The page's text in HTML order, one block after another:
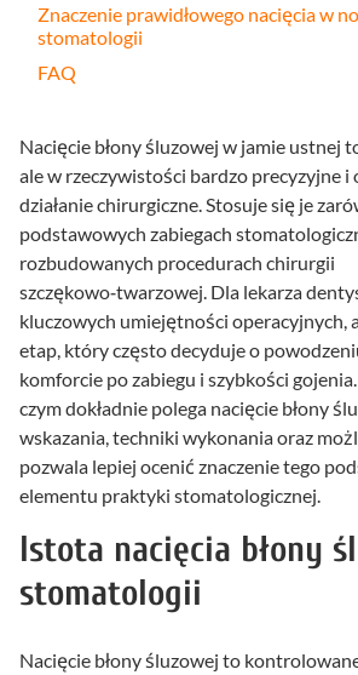
Znaczenie prawidłowego nacięcia w
stomatologii
FAQ
Nacięcie błony śluzowej w jamie ustnej
ale w rzeczywistości bardzo precyzyjne
działanie chirurgiczne. Stosuje się je
podstawowych zabiegach
rozbudowanych procedurach chirurgii
szczękowo‑twarzowej. Dla lekarza
kluczowych umiejętności operacyjnych,
etap, który często decyduje o
komforcie po zabiegu i szybkości
czym dokładnie polega nacięcie błony
wskazania, techniki wykonania oraz
pozwala lepiej ocenić znaczenie tego
elementu praktyki stomatologicznej.
Istota nacięcia błony
stomatologii
Nacięcie błony śluzowej to